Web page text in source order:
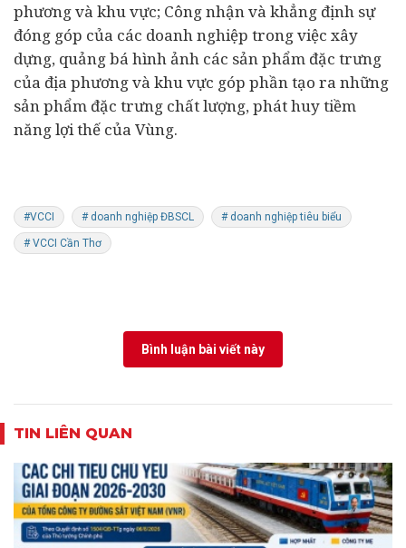
phương và khu vực; Công nhận và khẳng định sự
đóng góp của các doanh nghiệp trong việc xây
dựng, quảng bá hình ảnh các sản phẩm đặc trưng
của địa phương và khu vực góp phần tạo ra những
sản phẩm đặc trưng chất lượng, phát huy tiềm
năng lợi thế của Vùng.
#VCCI # doanh nghiệp ĐBSCL # doanh nghiệp tiêu biểu
# VCCI Cần Thơ
Bình luận bài viết này
TIN LIÊN QUAN